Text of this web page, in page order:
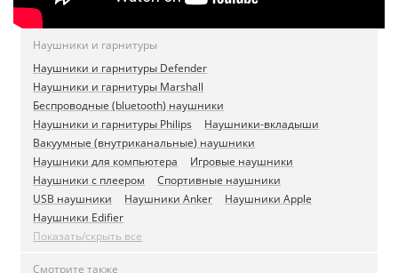
Наушники и гарнитуры
Наушники и гарнитуры Defender
Наушники и гарнитуры Marshall
Беспроводные (bluetooth) наушники
Наушники и гарнитуры Philips
Наушники-вкладыши
Вакуумные (внутриканальные) наушники
Наушники для компьютера
Игровые наушники
Наушники с плеером
Спортивные наушники
USB наушники
Наушники Anker
Наушники Apple
Наушники Edifier
Показать/скрыть все
Смотрите также